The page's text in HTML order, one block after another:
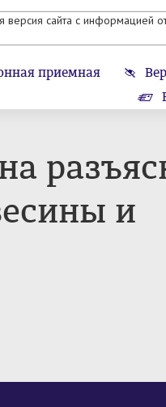
версия сайта с информацией
приемная
и